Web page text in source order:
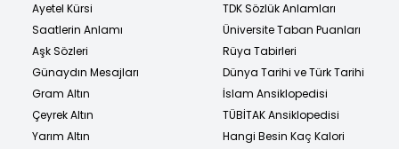
Ayetel Kürsi
Saatlerin Anlamı
Aşk Sözleri
Günaydın Mesajları
Gram Altın
Çeyrek Altın
Yarım Altın
TDK Sözlük Anlamları
Üniversite Taban Puanları
Rüya Tabirleri
Dünya Tarihi ve Türk Tarihi
İslam Ansiklopedisi
TÜBİTAK Ansiklopedisi
Hangi Besin Kaç Kalori